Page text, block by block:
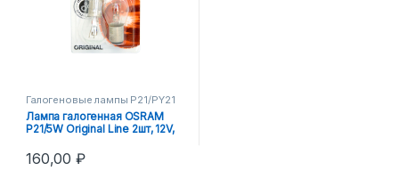
Галогеновые лампы P21/PY21
Лампа галогенная OSRAM
P21/5W Original Line 2шт, 12V,
160,00₽